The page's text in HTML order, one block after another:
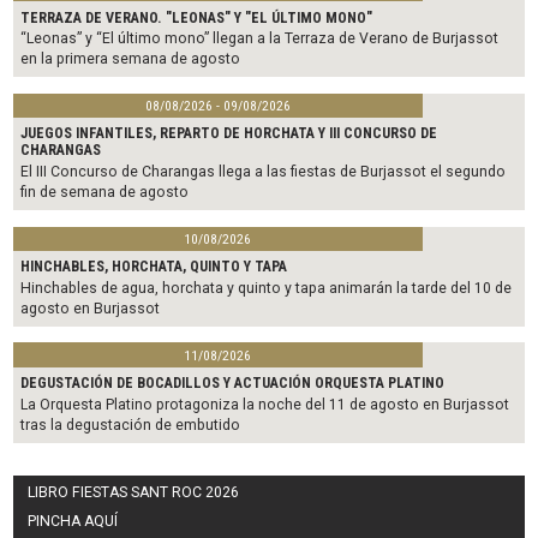
TERRAZA DE VERANO. "LEONAS" Y "EL ÚLTIMO MONO"
“Leonas” y “El último mono” llegan a la Terraza de Verano de Burjassot
en la primera semana de agosto
08/08/2026 - 09/08/2026
JUEGOS INFANTILES, REPARTO DE HORCHATA Y III CONCURSO DE
CHARANGAS
El III Concurso de Charangas llega a las fiestas de Burjassot el segundo
fin de semana de agosto
10/08/2026
HINCHABLES, HORCHATA, QUINTO Y TAPA
Hinchables de agua, horchata y quinto y tapa animarán la tarde del 10 de
agosto en Burjassot
11/08/2026
DEGUSTACIÓN DE BOCADILLOS Y ACTUACIÓN ORQUESTA PLATINO
La Orquesta Platino protagoniza la noche del 11 de agosto en Burjassot
tras la degustación de embutido
LIBRO FIESTAS SANT ROC 2026
PINCHA AQUÍ